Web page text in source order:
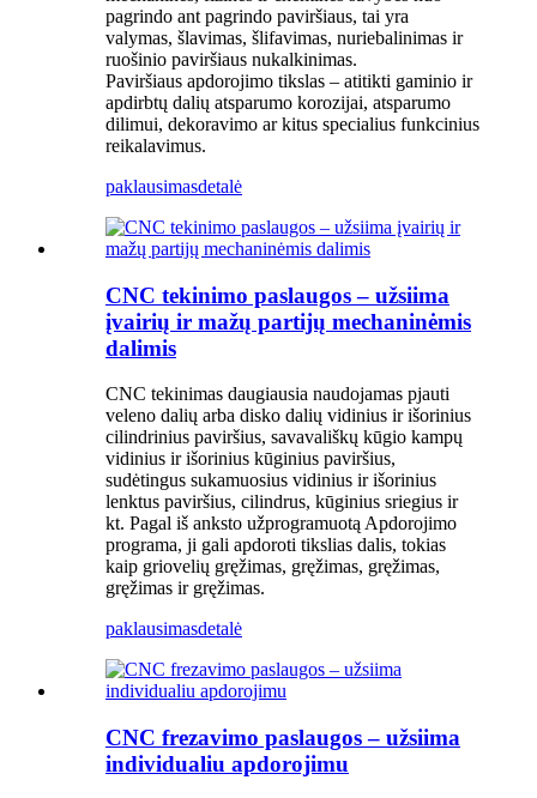
pagrindo ant pagrindo paviršiaus, tai yra
valymas, šlavimas, šlifavimas, nuriebalinimas ir
ruošinio paviršiaus nukalkinimas.
Paviršiaus apdorojimo tikslas – atitikti gaminio ir
apdirbtų dalių atsparumo korozijai, atsparumo
dilimui, dekoravimo ar kitus specialius funkcinius
reikalavimus.
paklausimasdetalė
CNC tekinimo paslaugos – užsiima
įvairių ir mažų partijų mechaninėmis
dalimis
CNC tekinimas daugiausia naudojamas pjauti
veleno dalių arba disko dalių vidinius ir išorinius
cilindrinius paviršius, savavališkų kūgio kampų
vidinius ir išorinius kūginius paviršius,
sudėtingus sukamuosius vidinius ir išorinius
lenktus paviršius, cilindrus, kūginius sriegius ir
kt. Pagal iš anksto užprogramuotą Apdorojimo
programa, ji gali apdoroti tikslias dalis, tokias
kaip griovelių gręžimas, gręžimas, gręžimas,
gręžimas ir gręžimas.
paklausimasdetalė
CNC frezavimo paslaugos – užsiima
individualiu apdorojimu